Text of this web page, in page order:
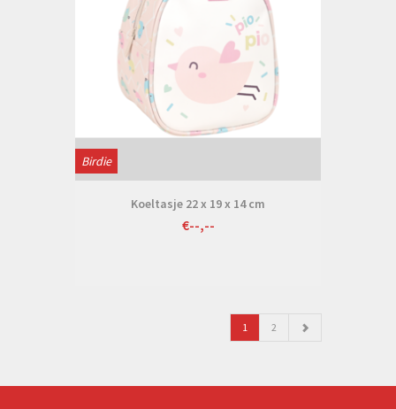
Birdie
Koeltasje 22 x 19 x 14 cm
€--,--
1 2